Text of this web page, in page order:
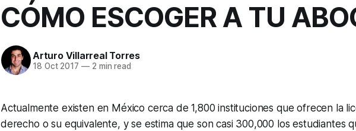
CÓMO ESCOGER A TU
Arturo Villarreal Torres
18 Oct 2017 —2 min read
Actualmente existen en México cerca de 1,800 instituciones que ofrecen la
derecho o su equivalente, y se estima que son casi 300,000 los estudiantes